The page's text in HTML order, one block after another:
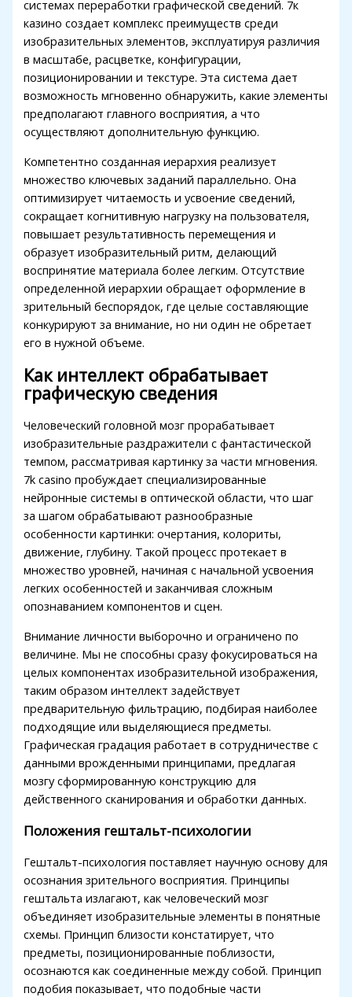
panel
panel
panel
panel
panel
panel
panel
panel
panel
panel
panel
panel
panel
panel
panel
panel
panel
Panel
Panel
Panel
panel
Oku
panel
panel
panel
системах переработки графической сведений. 7к
казино создает комплекс преимуществ среди
изобразительных элементов, эксплуатируя различия
в масштабе, расцветке, конфигурации,
позиционировании и текстуре. Эта система дает
возможность мгновенно обнаружить, какие элементы
предполагают главного восприятия, а что
осуществляют дополнительную функцию.
Компетентно созданная иерархия реализует
множество ключевых заданий параллельно. Она
оптимизирует читаемость и усвоение сведений,
сокращает когнитивную нагрузку на пользователя,
повышает результативность перемещения и
образует изобразительный ритм, делающий
воспринятие материала более легким. Отсутствие
определенной иерархии обращает оформление в
зрительный беспорядок, где целые составляющие
конкурируют за внимание, но ни один не обретает
его в нужной объеме.
Как интеллект обрабатывает
графическую сведения
Человеческий головной мозг прорабатывает
изобразительные раздражители с фантастической
темпом, рассматривая картинку за части мгновения.
7k casino пробуждает специализированные
нейронные системы в оптической области, что шаг
за шагом обрабатывают разнообразные
особенности картинки: очертания, колориты,
движение, глубину. Такой процесс протекает в
множество уровней, начиная с начальной усвоения
легких особенностей и заканчивая сложным
опознаванием компонентов и сцен.
Внимание личности выборочно и ограничено по
величине. Мы не способны сразу фокусироваться на
целых компонентах изобразительной изображения,
таким образом интеллект задействует
предварительную фильтрацию, подбирая наиболее
подходящие или выделяющиеся предметы.
Графическая градация работает в сотрудничестве с
данными врожденными принципами, предлагая
мозгу сформированную конструкцию для
действенного сканирования и обработки данных.
Положения гештальт-психологии
Гештальт-психология поставляет научную основу для
осознания зрительного восприятия. Принципы
гештальта излагают, как человеческий мозг
объединяет изобразительные элементы в понятные
схемы. Принцип близости констатирует, что
предметы, позиционированные поблизости,
осознаются как соединенные между собой. Принцип
подобия показывает, что подобные части